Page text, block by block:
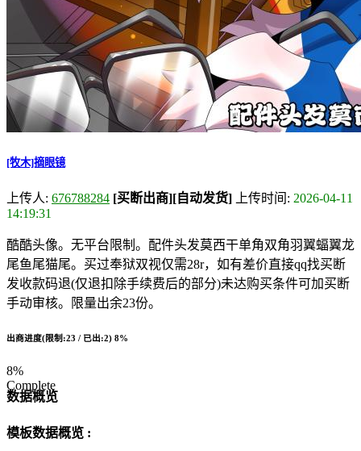
[牧木]摘眼镜
上传人: 676788284 [买断出商][自动发货] 上传时间: 2026-04-11
14:19:31
酷酷头像。无平台限制。配件头发莫西干单角双角羽翼蝠翼龙
尾鱼尾猫尾。买过奉狱双视仅需28r，如有差价直接qq找买断
发收款码退(仅退扣除手续费后的部分)未达购买条件可加买断
手动审核。限量出余23份。
出商进度(限制:23 / 已出:2) 8%
8%
Complete
数据概览
模板数据概览 :